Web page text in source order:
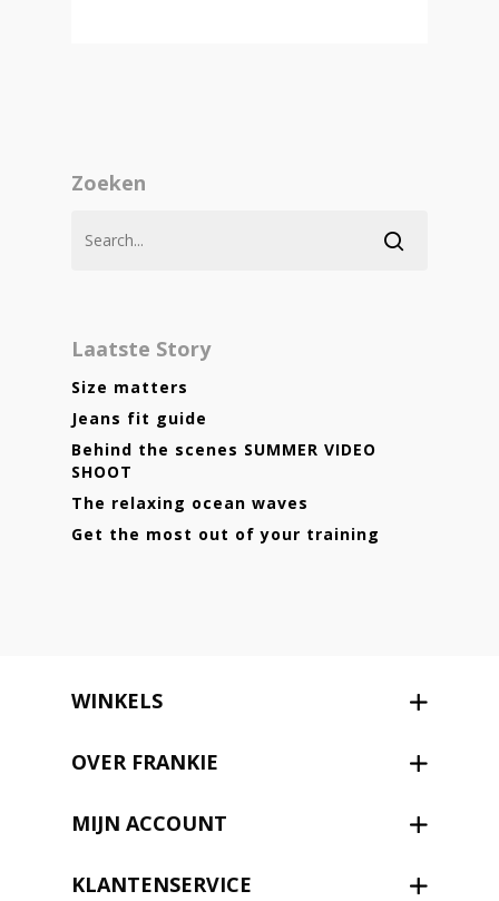
Zoeken
Laatste Story
Size matters
Jeans fit guide
Behind the scenes SUMMER VIDEO
SHOOT
The relaxing ocean waves
Get the most out of your training
WINKELS
OVER FRANKIE
MIJN ACCOUNT
KLANTENSERVICE